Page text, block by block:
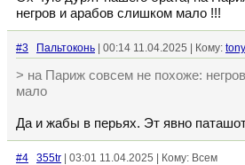
негров и арабов слишком мало !!!
#3 Пальтоконь | 00:14 11.04.2025 | Кому:
> на Париж совсем не похоже:
мало
Да и жабы в перьях. Эт явно
#4 355tr | 03:01 11.04.2025 | Кому: Всем